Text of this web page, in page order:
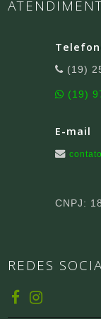
(19)
(19)
E-mail
CNPJ:
REDES